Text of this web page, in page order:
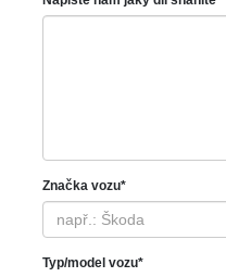
Značka vozu*
Typ/model vozu*